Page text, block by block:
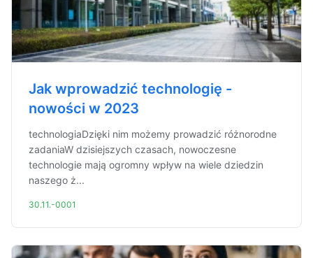
Jak wprowadzić technologię -
nowości w 2023
technologiaDzięki nim możemy prowadzić różnorodne
zadaniaW dzisiejszych czasach, nowoczesne
technologie mają ogromny wpływ na wiele dziedzin
naszego ż...
30.11.-0001